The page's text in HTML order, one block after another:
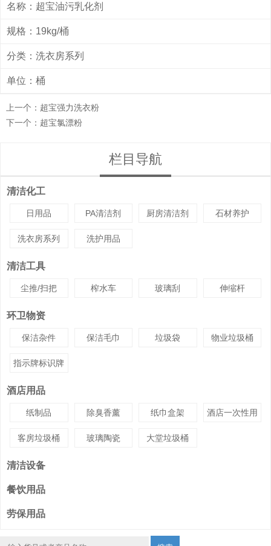
名称：超宝油污乳化剂
规格：19kg/桶
分类： 洗衣房系列
单位：桶
上一个： 超宝强力洗衣粉
下一个： 超宝氯漂粉
栏目导航
清洁化工
日用品 PA清洁剂 厨房清洁剂 石材养护
洗衣房系列 洗护用品
清洁工具
尘推/扫把 榨水车 玻璃刮 伸缩杆
环卫物资
保洁杂件 保洁毛巾 垃圾袋 物业垃圾桶
指示牌标识牌
酒店用品
纸制品 除臭香薰 纸巾盒架
酒店一次性用
客房垃圾桶 玻璃陶瓷 大堂垃圾桶
清洁设备
餐饮用品
劳保用品